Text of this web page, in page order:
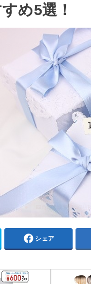
め5選！
シェア